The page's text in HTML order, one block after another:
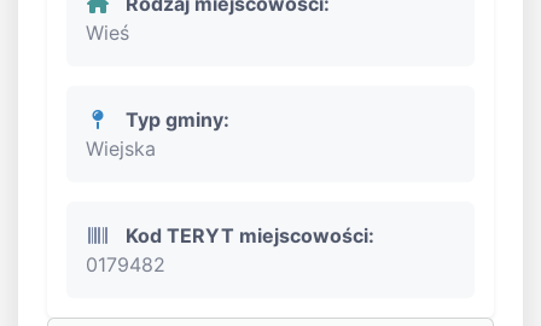
Wieś
Typ gminy:
Wiejska
Kod TERYT miejscowości:
0179482